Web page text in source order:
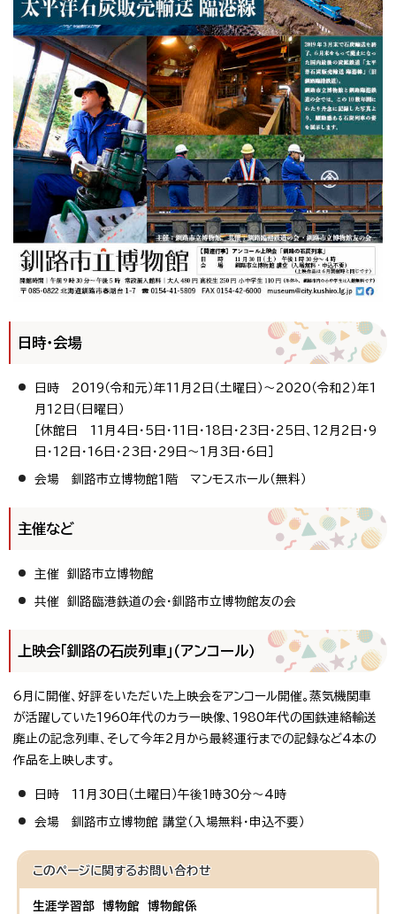
日時・会場
日時 2019（令和元）年11月2日（土曜日）～2020（令和2）年1
月12日（日曜日）
［休館日 11月4日・5日・11日・18日・23日・25日、12月2日・9
日・12日・16日・23日・29日～1月3日・6日］
会場 釧路市立博物館1階 マンモスホール（無料）
主催など
主催 釧路市立博物館
共催 釧路臨港鉄道の会・釧路市立博物館友の会
上映会「釧路の石炭列車」（アンコール）
6月に開催、好評をいただいた上映会をアンコール開催。蒸気機関車
が活躍していた1960年代のカラー映像、1980年代の国鉄連絡輸送
廃止の記念列車、そして今年2月から最終運行までの記録など4本の
作品を上映します。
日時 11月30日（土曜日）午後1時30分～4時
会場 釧路市立博物館 講堂（入場無料・申込不要）
このページに関するお問い合わせ
生涯学習部 博物館 博物館係